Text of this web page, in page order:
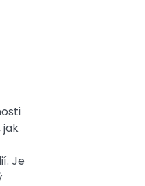
jak
Je